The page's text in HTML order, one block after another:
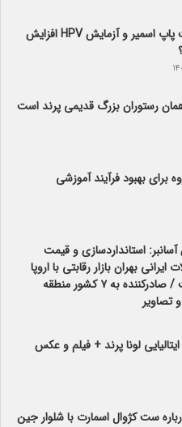
چرا میزان تست پاپ اسمیر و آزمایش HPV افزایش
همان رستوران بزرگ قدیمی پرند است
برای بهبود فرآیند آموزشی
آسانبر: استانداردسازی و قیمت
بهران بازار رقابتی با اروپا
ایجاد کرده است / صادرکننده به ۷ کشور منطقه
تصاویر
لونا پرند + فیلم و عکس
ست کژوال اسمارت با شلوار جین